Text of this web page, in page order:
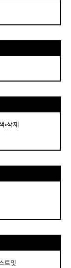
•삭제
트잇